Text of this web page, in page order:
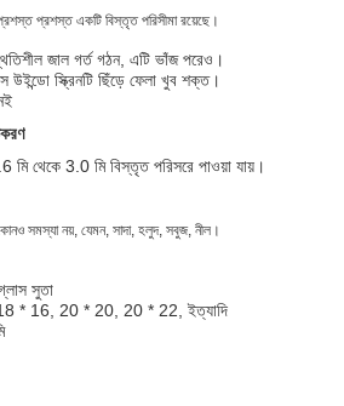
প্রশস্ত একটি বিস্তৃত পরিসীমা রয়েছে।
জাল গর্ত গঠন, এটি ভাঁজ পরেও।
উইন্ডো স্ক্রিনটি ছিঁড়ে ফেলা খুব শক্ত।
মি থেকে 3.0 মি বিস্তৃত পরিসরে পাওয়া যায়।
সমস্যা নয়, যেমন, সাদা, হলুদ, সবুজ, নীল।
সুতা
* 16, 20 * 20, 20 * 22, ইত্যাদি